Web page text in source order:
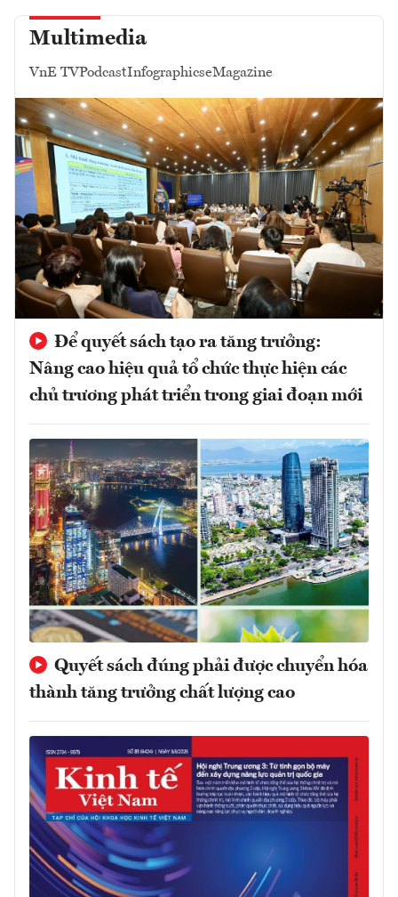
Multimedia
VnE TVPodcastInfographicseMagazine
Để quyết sách tạo ra tăng trưởng:
Nâng cao hiệu quả tổ chức thực hiện các
chủ trương phát triển trong giai đoạn mới
Quyết sách đúng phải được chuyển hóa
thành tăng trưởng chất lượng cao